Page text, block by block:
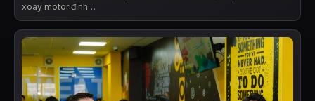
xoay motor đỉnh…